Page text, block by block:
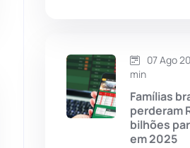
Caturama
Chapada Diamantina
07 Ago
min
Famílias
perderam
bilhões
em 2025